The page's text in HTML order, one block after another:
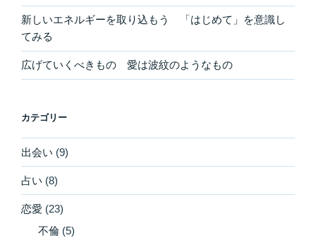
新しいエネルギーを取り込もう 「はじめて」を意識し
てみる
広げていくべきもの 愛は波紋のようなもの
カテゴリー
出会い (9)
占い (8)
恋愛 (23)
不倫 (5)